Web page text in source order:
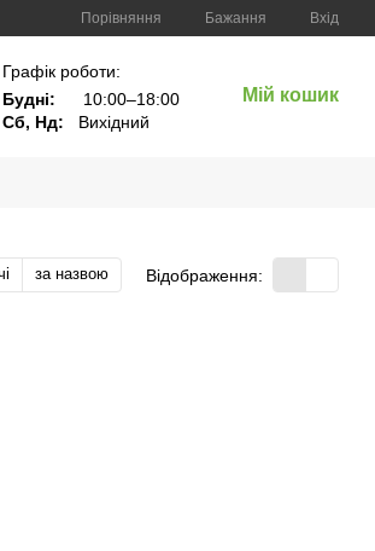
Порівняння Бажання Вхід
Графік роботи:
Будні:
10:00–18:00
Сб, Нд:
Вихідний
Мій кошик
за назвою Відображення: